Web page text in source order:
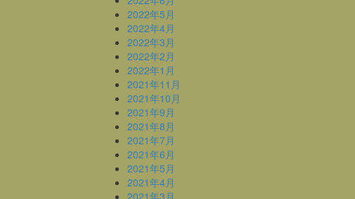
2022年5月
2022年4月
2022年3月
2022年2月
2022年1月
2021年11月
2021年10月
2021年9月
2021年8月
2021年7月
2021年6月
2021年5月
2021年4月